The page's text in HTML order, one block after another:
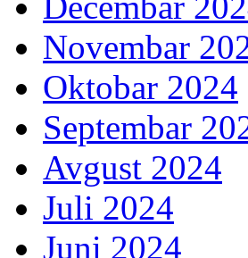
Novembar
Oktobar 2024
Septembar
Avgust 2024
Juli 2024
Juni 2024